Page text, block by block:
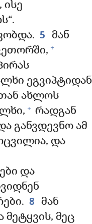
5
მან
+
ეგვიპტიდან
ახლოს
+ რადგან
განვდევნო ამ
და
და
8 მან
მეტყვის, მეც